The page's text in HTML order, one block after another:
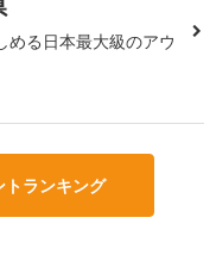
める日本最大級のアウ
トランキング